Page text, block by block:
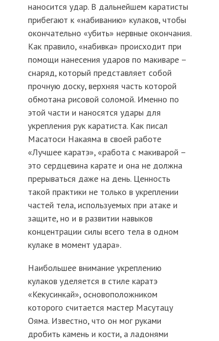
наносится удар. В дальнейшем каратисты
прибегают к «набиванию» кулаков, чтобы
окончательно «убить» нервные окончания.
Как правило, «набивка» происходит при
помощи нанесения ударов по макиваре –
снаряд, который представляет собой
прочную доску, верхняя часть которой
обмотана рисовой соломой. Именно по
этой части и наносятся удары для
укрепления рук каратиста. Как писал
Масатоси Накаяма в своей работе
«Лучшее каратэ», «работа с макиварой –
это сердцевина карате и она не должна
прерываться даже на день. Ценность
такой практики не только в укреплении
частей тела, используемых при атаке и
защите, но и в развитии навыков
концентрации силы всего тела в одном
кулаке в момент удара».
Наибольшее внимание укреплению
кулаков уделяется в стиле каратэ
«Кекусинкай», основоположником
которого считается мастер Масутацу
Ояма. Известно, что он мог руками
дробить камень и кости, а ладонями